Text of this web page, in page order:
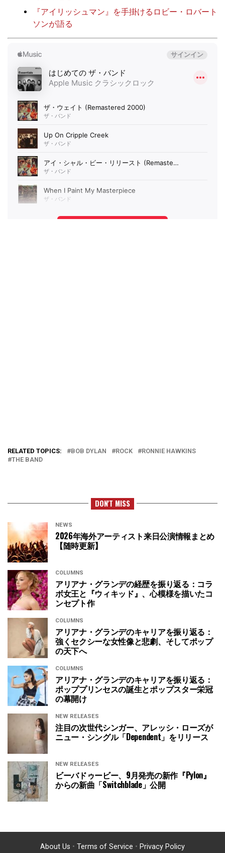
『アイリッシュマン』を手掛けるロビー・ロバート
ソンが語る
RELATED TOPICS: BOB DYLAN ROCK
RONNIE HAWKINS
THE BAND
DON'T MISS
NEWS
2026年海外アーティスト来日公演情報まとめ
【随時更新】
COLUMNS
アリアナ・グランデの経歴を振り返る：コラ
ボ女王と『ウィキッド』、心模様を描いたコ
ンセプト作
COLUMNS
アリアナ・グランデのキャリアを振り返る：
強くセクシーな女性像と悲劇、そしてポップ
の天下へ
COLUMNS
アリアナ・グランデのキャリアを振り返る：
ポッププリンセスの誕生とポップスター栄冠
の幕開け
NEW RELEASES
注目の次世代シンガー、アレッシ・ローズが
ニュー・シングル「Dependent」をリリース
NEW RELEASES
ビーバドゥービー、9月発売の新作『Pylon』
からの新曲「Switchblade」公開
About Us • Terms of Service • Privacy Policy